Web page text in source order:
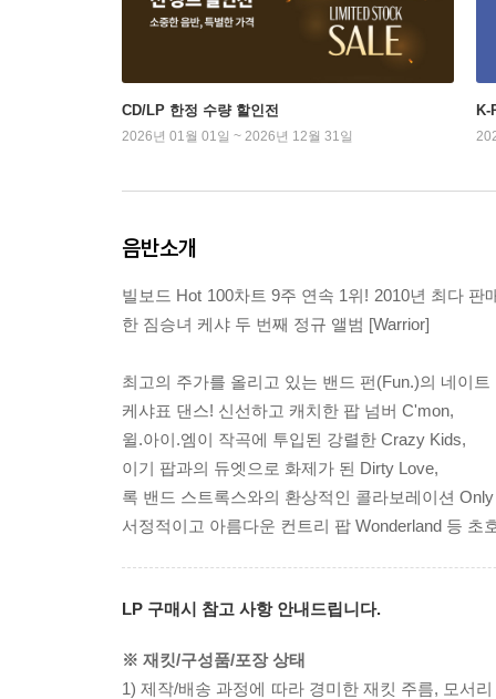
CD/LP 한정 수량 할인전
2026년 01월 01일 ~ 2026년 12월 31일
K-
음반소개
빌보드 Hot 100차트 9주 연속 1위! 2010년 최다
한 짐승녀 케샤 두 번째 정규 앨범 [Warrior]
최고의 주가를 올리고 있는 밴드 펀(Fun.)의 네이
케샤표 댄스! 신선하고 캐치한 팝 넘버 C'mon,
윌.아이.엠이 작곡에 투입된 강렬한 Crazy Kids,
이기 팝과의 듀엣으로 화제가 된 Dirty Love,
록 밴드 스트록스와의 환상적인 콜라보레이션
서정적이고 아름다운 컨트리 팝 Wonderland 등
LP 구매시 참고 사항 안내드립니다.
※ 재킷/구성품/포장 상태
1) 제작/배송 과정에 따라 경미한 재킷 주름, 모서